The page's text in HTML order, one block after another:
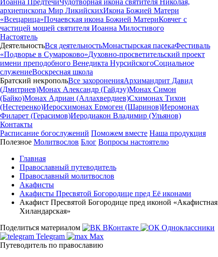
Иоанна ПредтечиЧудотворная икона святителя Николая,
архиепископа Мир ЛикийскихИкона Божией Матери
«Всецарица»Почаевская икона Божией МатериКовчег с
частицей мощей святителя Иоанна Милостивого
Настоятель
ДеятельностьВся деятельностьМонастырская пасекаФестиваль
«Подворье в Сумароково»Духовно-просветительский проект
имени преподобного Венедикта НурсийскогоСоциальное
служениеВоскресная школа
Братский некропольВсе захороненияАрхимандрит Давид
(Дмитриев)Монах Александр (Гайдэу)Монах Симон
(Байко)Монах Адриан (Аллахвердиев)Схимонах Тихон
(Нестеренко)Иеросхимонах Ермоген (Шаринов)Иеромонах
Филарет (Герасимов)Иеродиакон Владимир (Ульянов)
Контакты
Расписание богослужений Поможем вместе Наша продукция
Полезное Молитвослов Блог Вопросы настоятелю
Главная
Православный путеводитель
Православный молитвослов
Акафисты
Акафисты Пресвятой Богородице пред Её иконами
Акафист Пресвятой Богородице пред иконой «Акафистная
Хиландарская»
Поделиться материалом
ВКонтакте
Одноклассники
Telegram
Max
Путеводитель по православию